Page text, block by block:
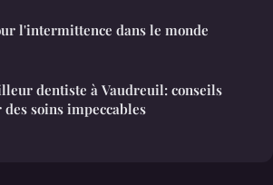
l'intermittence dans le monde
dentiste à Vaudreuil: conseils
des soins impeccables